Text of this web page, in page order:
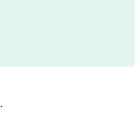
.